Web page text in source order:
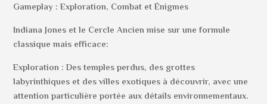
Gameplay : Exploration, Combat et Énigmes
Indiana Jones et le Cercle Ancien mise sur une formule
classique mais efficace:
Exploration : Des temples perdus, des grottes
labyrinthiques et des villes exotiques à découvrir, avec une
attention particulière portée aux détails environnementaux.